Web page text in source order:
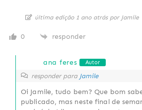
última edição 1 ano atrás por Jamile
0 responder
ana feres Autor
responder para Jamile
Oi Jamile, tudo bem? Que bom
publicado, mas neste final de